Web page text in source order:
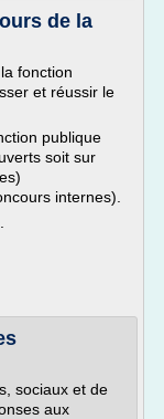
de la
fonction
et réussir le
publique
soit sur
internes).
sociaux et de
aux